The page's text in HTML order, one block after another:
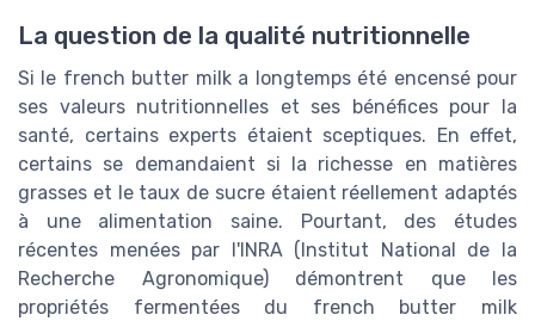
La question de la qualité nutritionnelle
Si le french butter milk a longtemps été encensé pour
ses valeurs nutritionnelles et ses bénéfices pour la
santé, certains experts étaient sceptiques. En effet,
certains se demandaient si la richesse en matières
grasses et le taux de sucre étaient réellement adaptés
à une alimentation saine. Pourtant, des études
récentes menées par l'INRA (Institut National de la
Recherche Agronomique) démontrent que les
propriétés fermentées du french butter milk